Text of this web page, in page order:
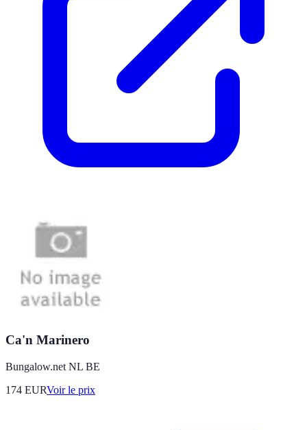
Ca'n Marinero
Bungalow.net NL BE
174 EURVoir le prix